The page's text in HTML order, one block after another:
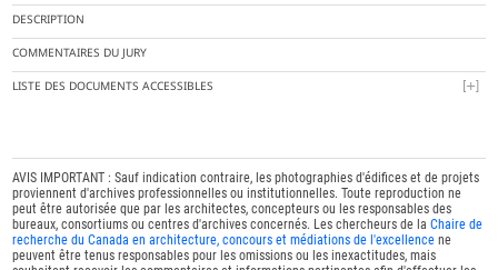
DESCRIPTION
COMMENTAIRES DU JURY
LISTE DES DOCUMENTS ACCESSIBLES
AVIS IMPORTANT : Sauf indication contraire, les photographies d'édifices et de projets
proviennent d'archives professionnelles ou institutionnelles. Toute reproduction ne
peut être autorisée que par les architectes, concepteurs ou les responsables des
bureaux, consortiums ou centres d'archives concernés. Les chercheurs de laChaire de
recherche du Canada en architecture, concours et médiations de l'excellence ne
peuvent être tenus responsables pour les omissions ou les inexactitudes, mais